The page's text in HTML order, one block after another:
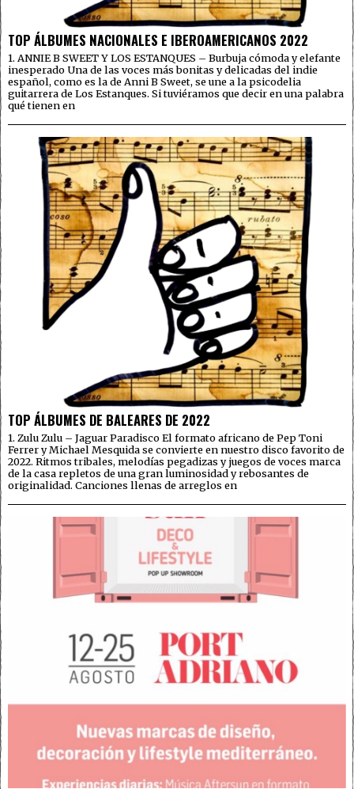
TOP ÁLBUMES NACIONALES E IBEROAMERICANOS 2022
1. ANNIE B SWEET Y LOS ESTANQUES – Burbuja cómoda y elefante
inesperado Una de las voces más bonitas y delicadas del indie
español, como es la de Anni B Sweet, se une a la psicodelia
guitarrera de Los Estanques. Si tuviéramos que decir en una palabra
qué tienen en
TOP ÁLBUMES DE BALEARES DE 2022
1. Zulu Zulu – Jaguar Paradisco El formato africano de Pep Toni
Ferrer y Michael Mesquida se convierte en nuestro disco favorito de
2022. Ritmos tribales, melodías pegadizas y juegos de voces marca
de la casa repletos de una gran luminosidad y rebosantes de
originalidad. Canciones llenas de arreglos en